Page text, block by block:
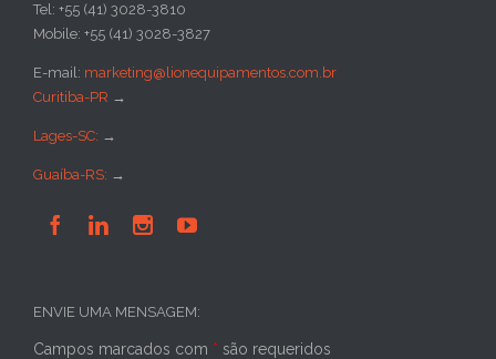
Tel: +55 (41) 3028-3810
Mobile: +55 (41) 3028-3827
E-mail: marketing@lionequipamentos.com.br
Curitiba-PR →
Lages-SC: →
Guaíba-RS: →
   
ENVIE UMA MENSAGEM:
Campos marcados com * são requeridos